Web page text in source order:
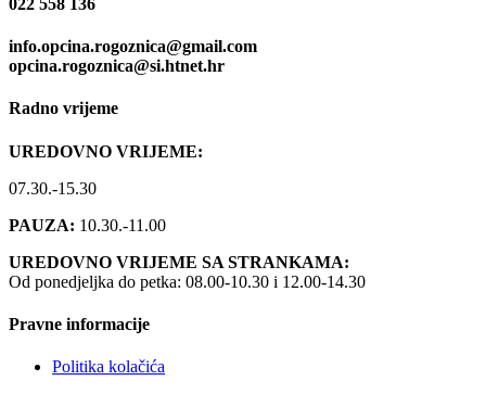
info.opcina.rogoznica@gmail.com
opcina.rogoznica@si.htnet.hr
Radno vrijeme
UREDOVNO VRIJEME:
07.30.-15.30
PAUZA: 10.30.-11.00
UREDOVNO VRIJEME SA STRANKAMA:
Od ponedjeljka do petka: 08.00-10.30 i 12.00-14.30
Pravne informacije
Politika kolačića